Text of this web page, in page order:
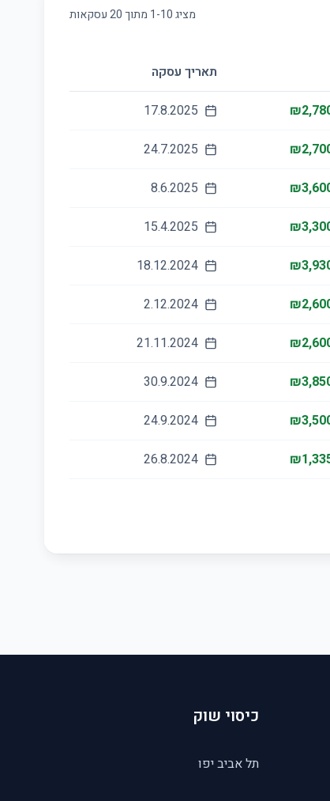
מציג 1-10 מתוך20עסקאות
תאריך עסקה
17.8.2025
24.7.2025
8.6.2025
15.4.2025
18.12.2024
2.12.2024
21.11.2024
30.9.2024
24.9.2024
26.8.2024
כיסוי שוק
תל אביב יפו